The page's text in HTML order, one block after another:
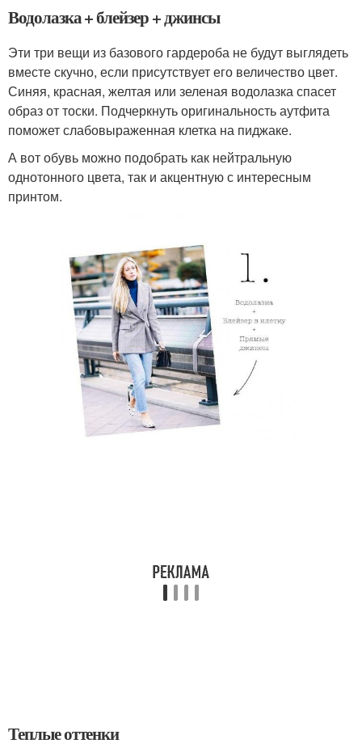
Водолазка + блейзер + джинсы
Эти три вещи из базового гардероба не будут выглядеть
вместе скучно, если присутствует его величество цвет.
Синяя, красная, желтая или зеленая водолазка спасет
образ от тоски. Подчеркнуть оригинальность аутфита
поможет слабовыраженная клетка на пиджаке.
А вот обувь можно подобрать как нейтральную
однотонного цвета, так и акцентную с интересным
принтом.
Теплые оттенки